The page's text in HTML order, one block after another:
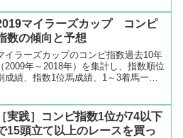
数1位と2位の成績がいいですね。人気
、実績馬が...
マイラーズカップ コンピ
数の傾向と予想
イラーズカップのコンピ指数過去10年
（2009年～2018年）を集計し、指数順位
成績、指数1位馬成績、1～3着馬一
の過去10年のコンピ指数順位別成績を見
ると、指数1...
［実践］コンピ指数1位が74以下
15頭立て以上のレースを買っ